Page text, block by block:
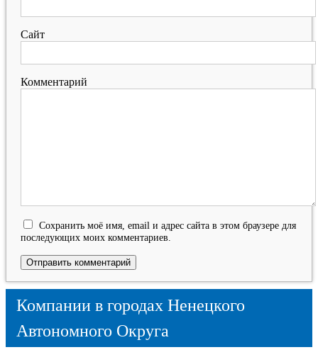
Сайт
Комментарий
Сохранить моё имя, email и адрес сайта в этом браузере для
последующих моих комментариев.
Компании в городах Ненецкого
Автономного Округа